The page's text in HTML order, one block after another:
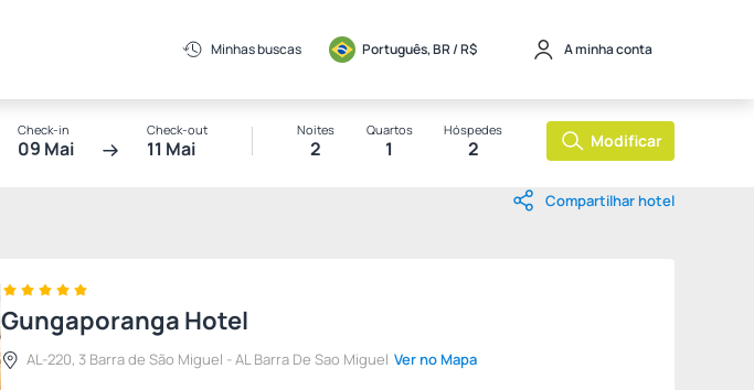
Minhas buscas Português, BR / R$ A minha conta
Check-in
09 Mai
Check-out
11 Mai
Noites
2
Quartos
1
Hóspedes
2 Modificar
Compartilhar hotel
Gungaporanga Hotel
AL-220, 3 Barra de São Miguel - AL Barra De Sao Miguel Ver no Mapa